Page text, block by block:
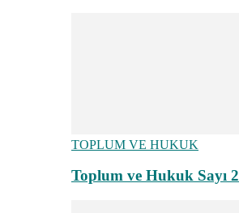
TOPLUM VE HUKUK
Toplum ve Hukuk Sayı 2